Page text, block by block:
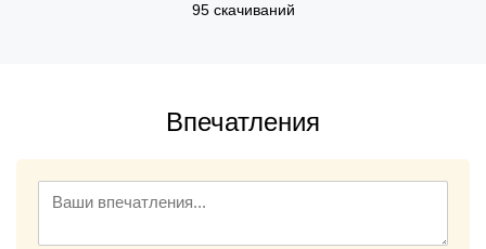
95 скачиваний
Впечатления